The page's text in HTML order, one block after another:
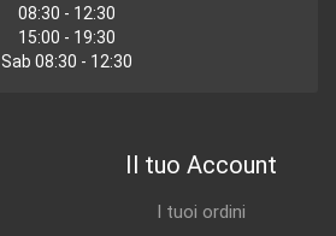
08:30 - 12:30
15:00 - 19:30
Sab 08:30 - 12:30
Il tuo Account
I tuoi ordini